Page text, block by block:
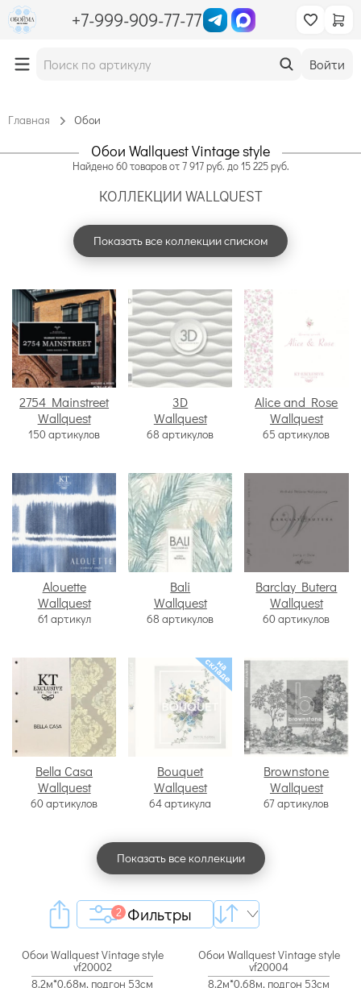
+7-999-909-77-77
Войти
Главная Обои
Обои Wallquest Vintage style
Найдено 60 товаров от 7 917 руб. до 15 225 руб.
КОЛЛЕКЦИИ WALLQUEST
Показать все коллекции списком
2754 Mainstreet
Wallquest
150 артикулов
3D
Wallquest
68 артикулов
Alice and Rose
Wallquest
65 артикулов
Alouette
Wallquest
61 артикул
Bali
Wallquest
68 артикулов
Barclay Butera
Wallquest
60 артикулов
Bella Casa
Wallquest
60 артикулов
Bouquet
Wallquest
64 артикула
Brownstone
Wallquest
67 артикулов
Показать все коллекции
Фильтры
2
Обои Wallquest Vintage style
vf20002
8.2м*0.68м, подгон 53см
Обои Wallquest Vintage style
vf20004
8.2м*0.68м, подгон 53см